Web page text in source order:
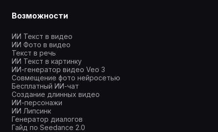
Возможности
ИИ Текст в видео
ИИ Фото в видео
Текст в речь
ИИ Текст в картинку
ИИ-генератор видео Veo 3
Совмещение фото нейросетью
Бесплатный ИИ-чат
Создание длинных видео
ИИ-персонажи
ИИ Липсинк
Генератор диалогов
Гайд по Seedance 2.0